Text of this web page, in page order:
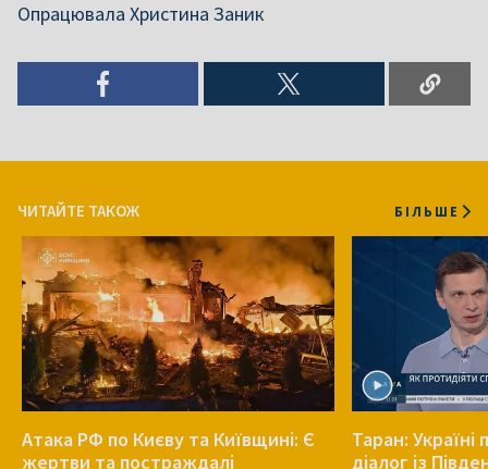
Опрацювала Христина Заник
ЧИТАЙТЕ ТАКОЖ БІЛЬШЕ
Атака РФ по Києву та Київщині: Є
жертви та постраждалі
Таран: Україні
діалог із